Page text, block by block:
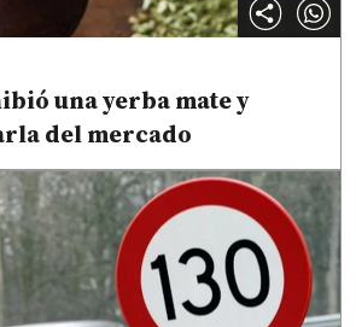
una yerba mate y
del mercado